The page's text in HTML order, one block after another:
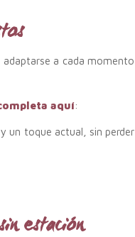
adaptarse a cada momento
aquí:
un toque actual, sin perder
estación